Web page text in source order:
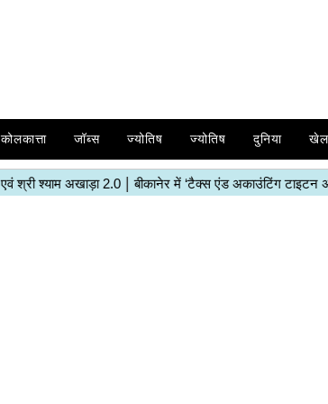
कोलकात्ता जॉब्स ज्योतिष ज्योतिष दुनिया खेल